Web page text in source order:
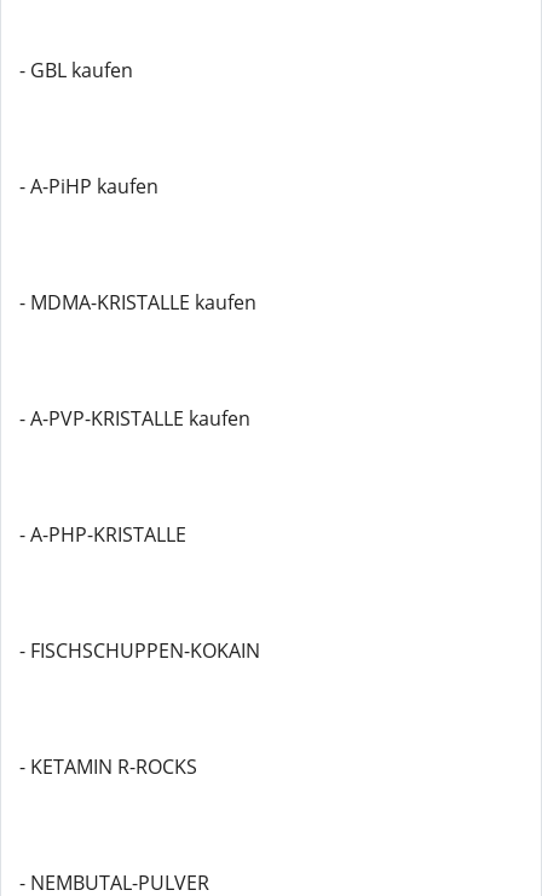
- GBL kaufen
- A-PiHP kaufen
- MDMA-KRISTALLE kaufen
- A-PVP-KRISTALLE kaufen
- A-PHP-KRISTALLE
- FISCHSCHUPPEN-KOKAIN
- KETAMIN R-ROCKS
- NEMBUTAL-PULVER